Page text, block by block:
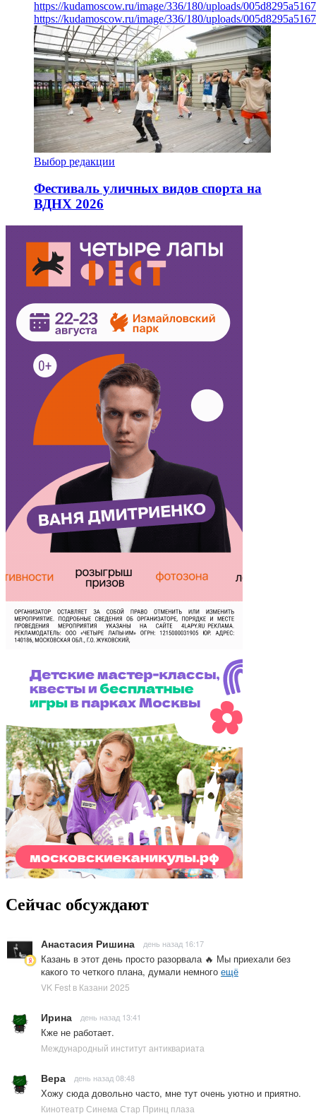
https://kudamoscow.ru/image/336/180/uploads/
https://kudamoscow.ru/image/336/180/uploads/
Выбор редакции
Фестиваль уличных видов спорта на
ВДНХ 2026
Сейчас обсуждают
Анастасия Ришина день назад 16:17
Казань в этот день просто разорвала 🔥 Мы приехали без
какого то четкого плана, думали немного ещё
VK Fest в Казани 2025
Ирина день назад 13:41
Кже не работает.
Международный институт антиквариата
Вера день назад 08:48
Хожу сюда довольно часто, мне тут очень уютно и приятно.
Кинотеатр Синема Стар Принц плаза